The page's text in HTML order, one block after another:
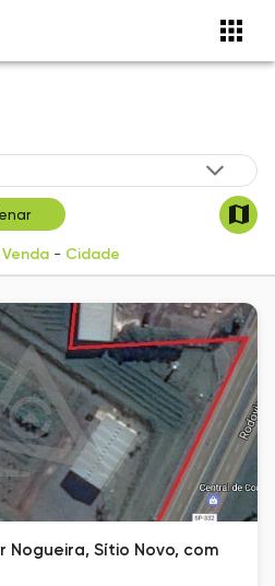
Venda - Cidade
Nogueira, Sítio Novo, com